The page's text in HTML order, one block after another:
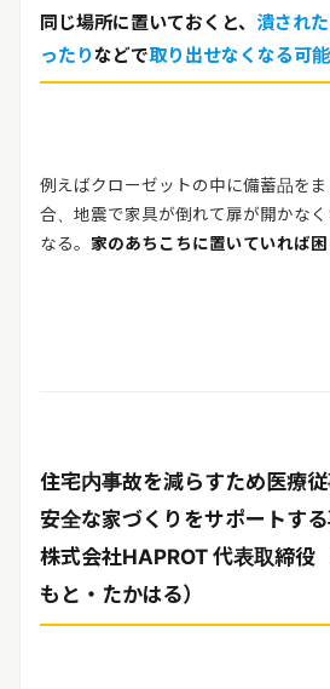
同じ場所に置いておくと、 潰され
ったりなどで取り出せなくなる可
例えばクローゼットの中に備蓄品を
合、地震で家具が倒れて扉が開かな
なる。 家のあちこちに置いていれば
住宅内事故を減らすため医療
安全な家づくりをサポートす
株式会社HAPROT 代表取締
もと・たかはる）